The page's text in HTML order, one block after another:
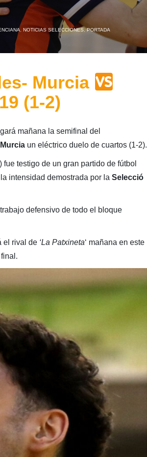
NOTICIAS SELECCIONES,PORTADA
Murcia
(1-2)
mañana la semifinal del
un eléctrico duelo de cuartos (1-2).
) fue testigo de un gran partido de fútbol
intensidad demostrada por la Selecció
defensivo de todo el bloque
el rival de ‘La Patxineta‘ mañana en este